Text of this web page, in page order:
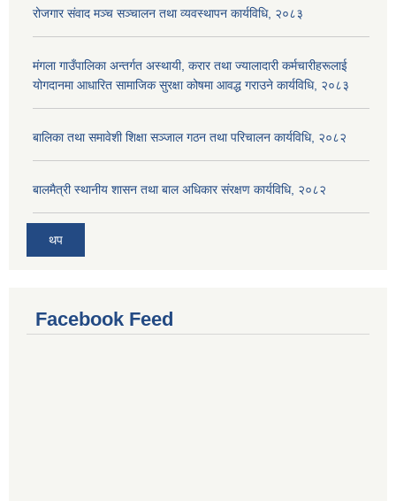
रोजगार संवाद मञ्च सञ्चालन तथा व्यवस्थापन कार्यविधि, २०८३
मंगला गाउँपालिका अन्तर्गत अस्थायी, करार तथा ज्यालादारी कर्मचारीहरूलाई
योगदानमा आधारित सामाजिक सुरक्षा कोषमा आवद्ध गराउने कार्यविधि, २०८३
बालिका तथा समावेशी शिक्षा सञ्जाल गठन तथा परिचालन कार्यविधि, २०८२
बालमैत्री स्थानीय शासन तथा बाल अधिकार संरक्षण कार्यविधि, २०८२
थप
Facebook Feed